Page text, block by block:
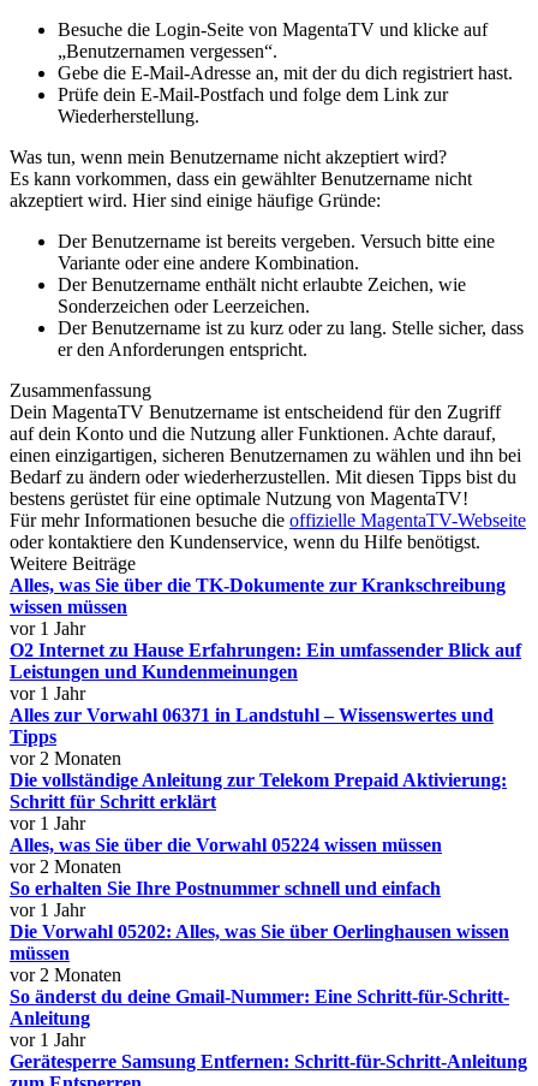
Besuche die Login-Seite von MagentaTV und klicke auf
„Benutzernamen vergessen“.
Gebe die E-Mail-Adresse an, mit der du dich registriert hast.
Prüfe dein E-Mail-Postfach und folge dem Link zur
Wiederherstellung.
Was tun, wenn mein Benutzername nicht akzeptiert wird?
Es kann vorkommen, dass ein gewählter Benutzername nicht
akzeptiert wird. Hier sind einige häufige Gründe:
Der Benutzername ist bereits vergeben. Versuch bitte eine
Variante oder eine andere Kombination.
Der Benutzername enthält nicht erlaubte Zeichen, wie
Sonderzeichen oder Leerzeichen.
Der Benutzername ist zu kurz oder zu lang. Stelle sicher, dass
er den Anforderungen entspricht.
Zusammenfassung
Dein MagentaTV Benutzername ist entscheidend für den Zugriff
auf dein Konto und die Nutzung aller Funktionen. Achte darauf,
einen einzigartigen, sicheren Benutzernamen zu wählen und ihn bei
Bedarf zu ändern oder wiederherzustellen. Mit diesen Tipps bist du
bestens gerüstet für eine optimale Nutzung von MagentaTV!
Für mehr Informationen besuche die offizielle MagentaTV-Webseite
oder kontaktiere den Kundenservice, wenn du Hilfe benötigst.
Weitere Beiträge
Alles, was Sie über die TK-Dokumente zur Krankschreibung
wissen müssen
vor 1 Jahr
O2 Internet zu Hause Erfahrungen: Ein umfassender Blick auf
Leistungen und Kundenmeinungen
vor 1 Jahr
Alles zur Vorwahl 06371 in Landstuhl – Wissenswertes und
Tipps
vor 2 Monaten
Die vollständige Anleitung zur Telekom Prepaid Aktivierung:
Schritt für Schritt erklärt
vor 1 Jahr
Alles, was Sie über die Vorwahl 05224 wissen müssen
vor 2 Monaten
So erhalten Sie Ihre Postnummer schnell und einfach
vor 1 Jahr
Die Vorwahl 05202: Alles, was Sie über Oerlinghausen wissen
müssen
vor 2 Monaten
So änderst du deine Gmail-Nummer: Eine Schritt-für-Schritt-
Anleitung
vor 1 Jahr
Gerätesperre Samsung Entfernen: Schritt-für-Schritt-Anleitung